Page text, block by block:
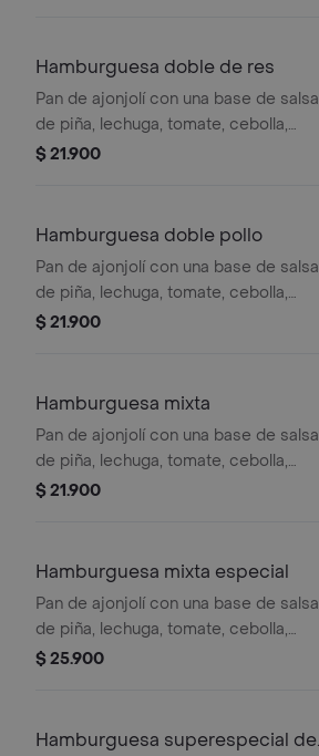
codorniz.
Hamburguesa doble de res
Pan de ajonjolí con una base de salsa
de piña, lechuga, tomate, cebolla,
doble carne de res, doble queso
codorniz.
$ 21.900
Hamburguesa doble pollo
Pan de ajonjolí con una base de salsa
de piña, lechuga, tomate, cebolla,
doble milanesa de pollo, doble queso
codorniz.
$ 21.900
Hamburguesa mixta
Pan de ajonjolí con una base de salsa
de piña, lechuga, tomate, cebolla,
milanesa de pollo, carne de res, doble
huevos de codorniz.
$ 21.900
Hamburguesa mixta especial
Pan de ajonjolí con una base de salsa
de piña, lechuga, tomate, cebolla,
milanesa de pollo, carne de res, doble
y dos huevos de codorniz.
$ 25.900
Hamburguesa superespecial de